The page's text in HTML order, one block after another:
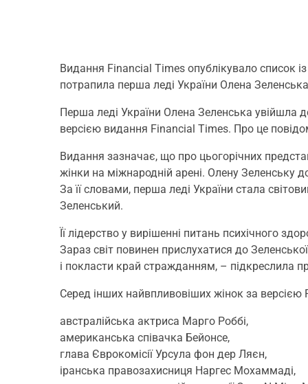
Видання Financial Times опублікувало список
потрапила перша леді України Олена
Перша леді України Олена Зеленська увійшла
версією видання Financial Times. Про це
Видання зазначає, що про цьогорічних
жінки на міжнародній арені. Олену Зеленську
За її словами, перша леді України стала
Зеленський.
Її лідерство у вирішенні питань психічного
Зараз світ повинен прислухатися до
і покласти край стражданням, – підкреслила
Серед інших найвпливовіших жінок за версією
австралійська актриса Марго Роббі,
американська співачка Бейонсе,
глава Єврокомісії Урсула фон дер Ляєн,
іранська правозахисниця Наргес Мохаммаді,